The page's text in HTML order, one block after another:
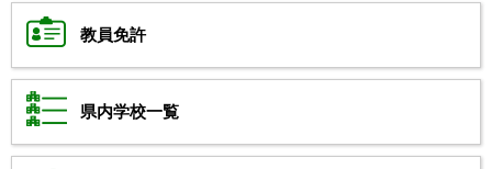
教員免許
県内学校一覧